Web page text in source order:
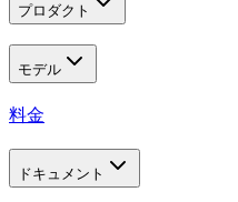
プロダクト
モデル
料金
ドキュメント